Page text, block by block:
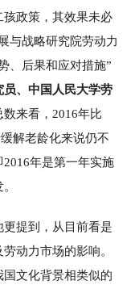
政策，其效果未必
与战略研究院劳动力
、后果和应对措施”
员、中国人民大学劳
数来看，2016年比
解老龄化来说仍不
年是第一年实施
提到，从目前看是
动力市场的影响。
文化背景相类似的